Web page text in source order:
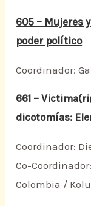
605 – Mujeres
poder político
Coordinador:
661 –
dicotomías:
Coordinador:
Co-
Colombia /